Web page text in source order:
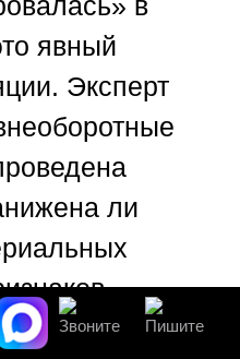
явный
Эксперт
ли
в